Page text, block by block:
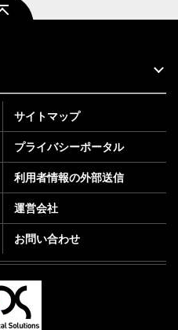
サイトマップ
プライバシーポータル
利用者情報の外部送信
運営会社
お問い合わせ